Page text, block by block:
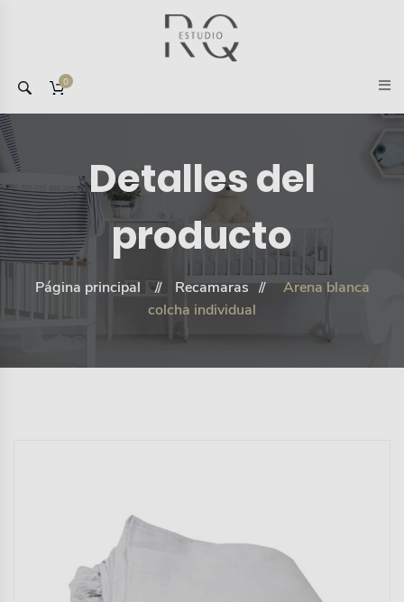
0
Detalles del
producto
Página principal Recamaras
Arena blanca
colcha individual